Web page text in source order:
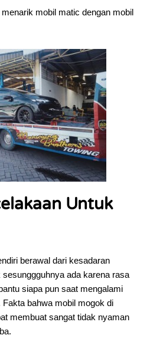
mobil matic dengan mobil
Untuk
berawal dari kesadaran
ada karena rasa
siapa pun saat mengalami
bahwa mobil mogok di
membuat sangat tidak nyaman